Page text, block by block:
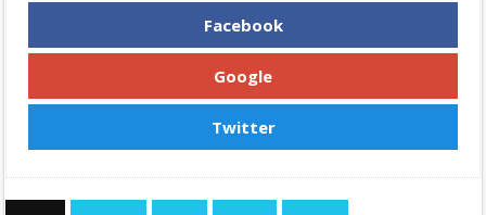
Facebook
Google
Twitter